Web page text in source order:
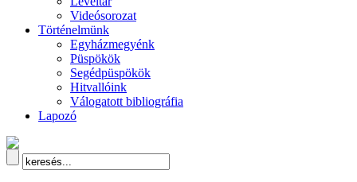
Videósorozat
Történelmünk
Egyházmegyénk
Püspökök
Segédpüspökök
Hitvallóink
Válogatott bibliográfia
Lapozó